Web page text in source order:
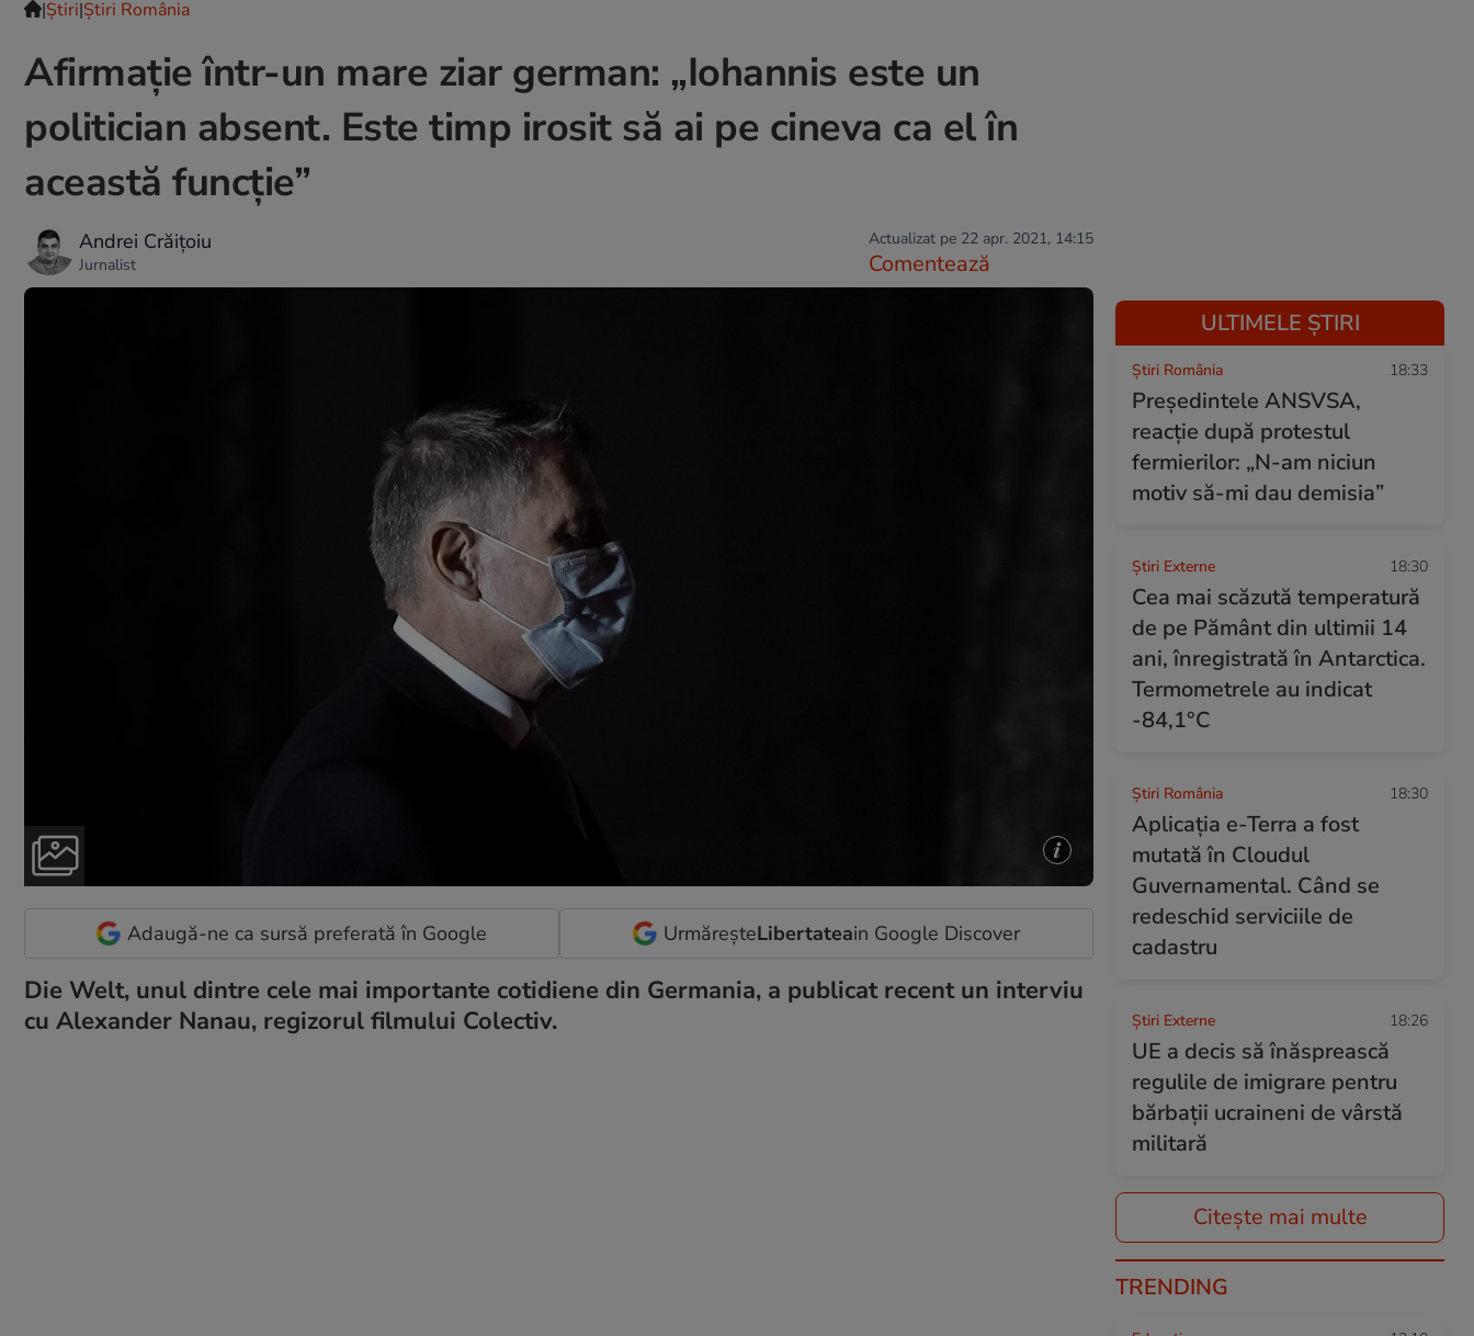
|Ştiri|Știri România
Afirmație într-un mare ziar german: „Iohannis este un
politician absent. Este timp irosit să ai pe cineva ca el în
această funcție”
Andrei Crăițoiu
Jurnalist
Actualizat pe 22 apr. 2021, 14:15
Comentează
Adaugă-ne ca sursă preferată în Google UrmăreșteLibertateain Google Discover
Die Welt, unul dintre cele mai importante cotidiene din Germania, a publicat recent un interviu
cu Alexander Nanau, regizorul filmului Colectiv.
ULTIMELE ȘTIRI
Știri România 18:33
Președintele ANSVSA,
reacție după protestul
fermierilor: „N-am niciun
motiv să-mi dau demisia”
Știri Externe 18:30
Cea mai scăzută temperatură
de pe Pământ din ultimii 14
ani, înregistrată în Antarctica.
Termometrele au indicat
-84,1°C
Știri România 18:30
Aplicația e-Terra a fost
mutată în Cloudul
Guvernamental. Când se
redeschid serviciile de
cadastru
Știri Externe 18:26
UE a decis să înăsprească
regulile de imigrare pentru
bărbații ucraineni de vârstă
militară
Citește mai multe
TRENDING